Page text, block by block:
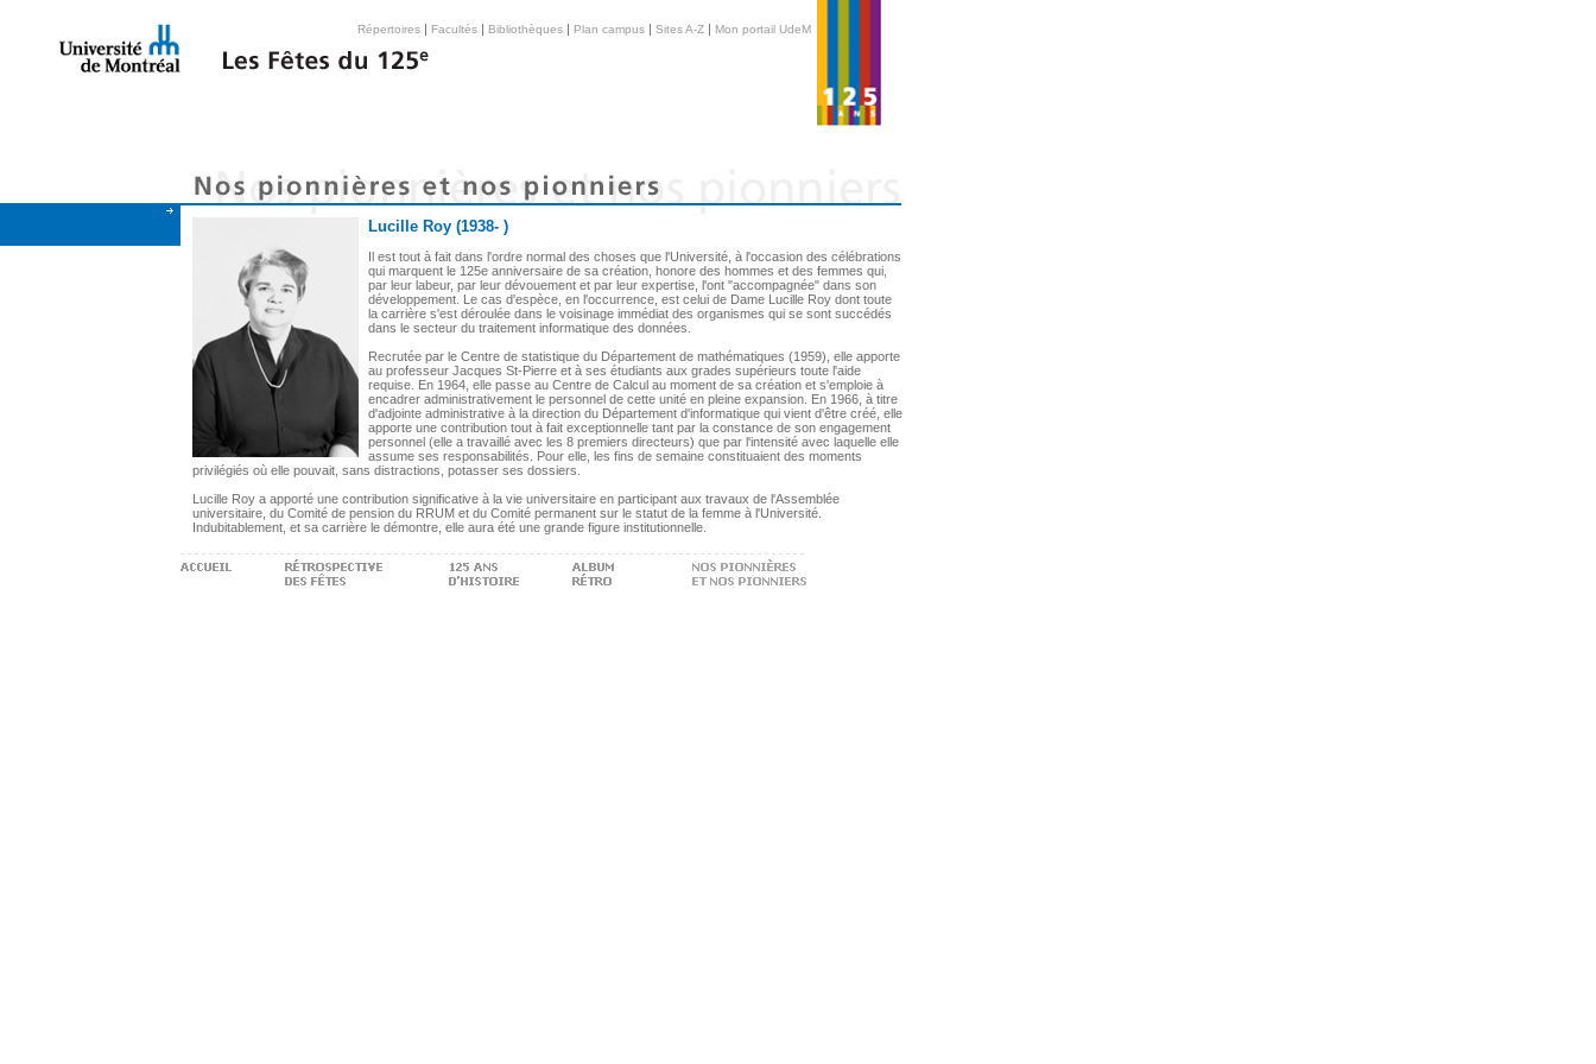
Répertoires | Facultés | Bibliothèques | Plan campus | Sites A-Z | Mon portail UdeM
Lucille Roy (1938- )
Il est tout à fait dans l'ordre normal des choses que l'Université, à l'occasion des célébrations
qui marquent le 125e anniversaire de sa création, honore des hommes et des femmes qui,
par leur labeur, par leur dévouement et par leur expertise, l'ont "accompagnée" dans son
développement. Le cas d'espèce, en l'occurrence, est celui de Dame Lucille Roy dont toute
la carrière s'est déroulée dans le voisinage immédiat des organismes qui se sont succédés
dans le secteur du traitement informatique des données.
Recrutée par le Centre de statistique du Département de mathématiques (1959), elle apporte
au professeur Jacques St-Pierre et à ses étudiants aux grades supérieurs toute l'aide
requise. En 1964, elle passe au Centre de Calcul au moment de sa création et s'emploie à
encadrer administrativement le personnel de cette unité en pleine expansion. En 1966, à titre
d'adjointe administrative à la direction du Département d'informatique qui vient d'être créé, elle
apporte une contribution tout à fait exceptionnelle tant par la constance de son engagement
personnel (elle a travaillé avec les 8 premiers directeurs) que par l'intensité avec laquelle elle
assume ses responsabilités. Pour elle, les fins de semaine constituaient des moments
privilégiés où elle pouvait, sans distractions, potasser ses dossiers.
Lucille Roy a apporté une contribution significative à la vie universitaire en participant aux travaux de l'Assemblée
universitaire, du Comité de pension du RRUM et du Comité permanent sur le statut de la femme à l'Université.
Indubitablement, et sa carrière le démontre, elle aura été une grande figure institutionnelle.